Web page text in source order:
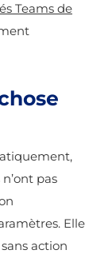
Teams de
pas
Elle
action